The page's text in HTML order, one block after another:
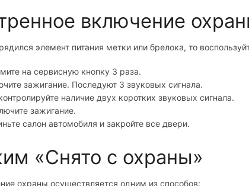
включение
элемент питания метки или брелока, то
на сервисную кнопку 3 раза.
зажигание. Последуют 3 звуковых сигнала.
наличие двух коротких звуковых сигнала.
зажигание.
салон автомобиля и закройте все двери.
«Снято с охраны»
охраны осуществляется одним из способов: